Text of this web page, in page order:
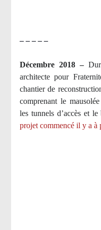
– – – – –
Décembre 2018 –
architecte pour
chantier de
comprenant le
les tunnels d’accès et
projet commencé il y a à